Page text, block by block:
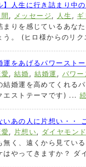
】人生に行き詰まり中
, メッセージ, 人生 , ギ
まりを感じているあな
う。 (ヒロ様からのリ
運をあげるパワースト
,結婚, 結婚運 , パワー
結婚運を高めてくれる
エストテーマです) ...
いあの人に片想い・・
, 片想い, ダイヤモン
無く、遠くから見てい
はやってきますか？ ダ